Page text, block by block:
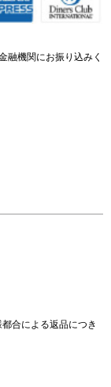
融機関にお振り込みく
合による返品につき